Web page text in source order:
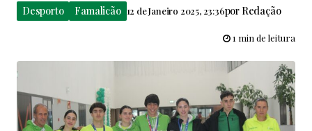
Desporto Famalicão 12 de Janeiro 2025, 23:36por Redação
1 min de leitura